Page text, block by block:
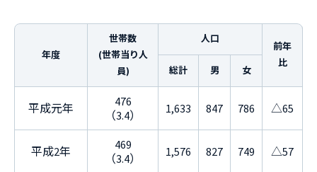
年度
世帯数
(世帯当り人
員)
人口
前年
比
総計 男 女
平成元年
476
（3.4）
1,633 847 786 △65
平成2年
469
（3.4）
1,576 827 749 △57